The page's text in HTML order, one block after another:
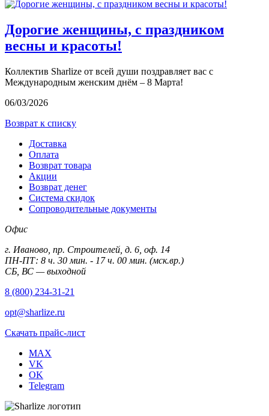
Дорогие женщины, с праздником
весны и красоты!
Коллектив Sharlize от всей души поздравляет вас с
Международным женским днём – 8 Марта!
06/03/2026
Возврат к списку
Доставка
Оплата
Возврат товара
Акции
Возврат денег
Система скидок
Сопроводительные документы
Офис
г. Иваново, пр. Строителей, д. 6, оф. 14
ПН-ПТ: 8 ч. 30 мин. - 17 ч. 00 мин. (мск.вр.)
СБ, ВС — выходной
8 (800) 234-31-21
opt@sharlize.ru
Скачать прайс-лист
MAX
VK
OK
Telegram